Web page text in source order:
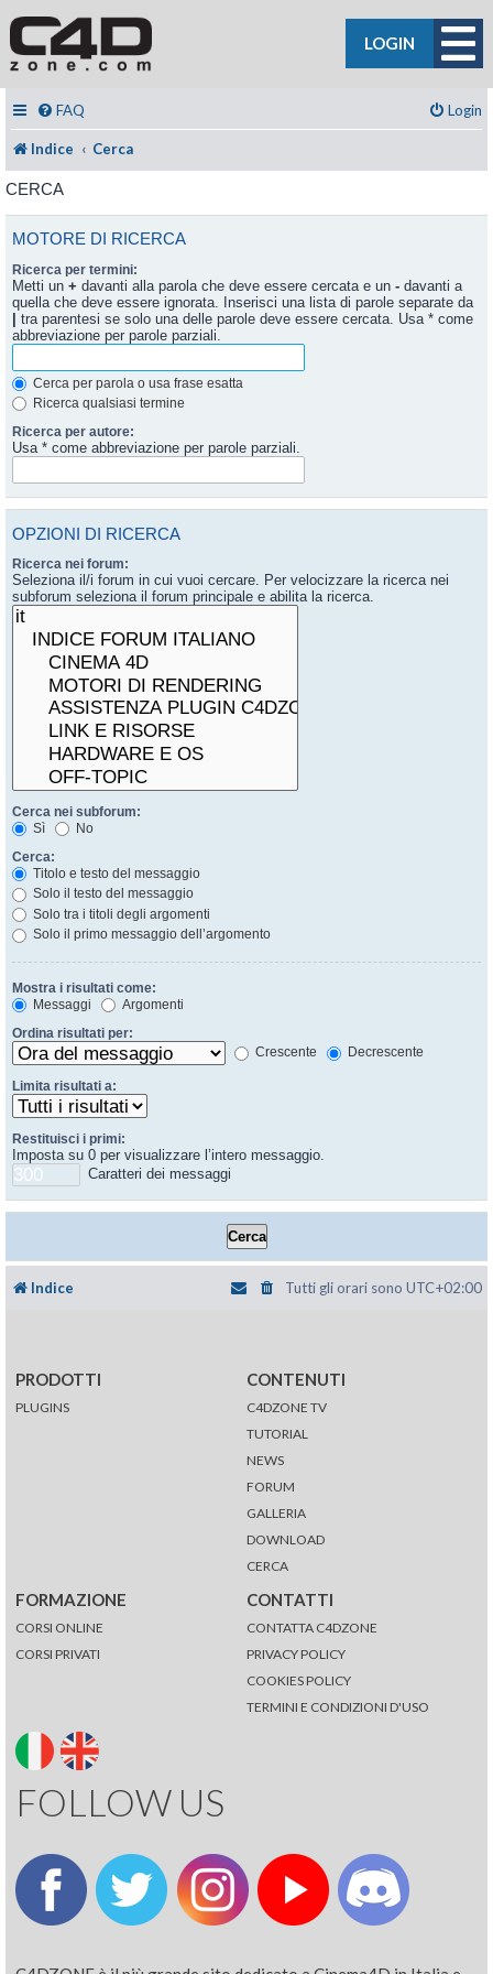
LOGIN
FAQ Login
Indice Cerca
CERCA
MOTORE DI RICERCA
Ricerca per termini:
Metti un + davanti alla parola che deve essere cercata e un - davanti a
quella che deve essere ignorata. Inserisci una lista di parole separate da
| tra parentesi se solo una delle parole deve essere cercata. Usa * come
abbreviazione per parole parziali.
Cerca per parola o usa frase esatta
Ricerca qualsiasi termine
Ricerca per autore:
Usa * come abbreviazione per parole parziali.
OPZIONI DI RICERCA
Ricerca nei forum:
Seleziona il/i forum in cui vuoi cercare. Per velocizzare la ricerca nei
subforum seleziona il forum principale e abilita la ricerca.
Cerca nei subforum:
Sì
No
Cerca:
Titolo e testo del messaggio
Solo il testo del messaggio
Solo tra i titoli degli argomenti
Solo il primo messaggio dell’argomento
Mostra i risultati come:
Messaggi
Argomenti
Ordina risultati per:
Crescente
Decrescente
Limita risultati a:
Restituisci i primi:
Imposta su 0 per visualizzare l’intero messaggio.
Caratteri dei messaggi
Indice Tutti gli orari sono UTC+02:00
PRODOTTI
PLUGINS
CONTENUTI
C4DZONE TV
TUTORIAL
NEWS
FORUM
GALLERIA
DOWNLOAD
CERCA
FORMAZIONE
CORSI ONLINE
CORSI PRIVATI
CONTATTI
CONTATTA C4DZONE
PRIVACY POLICY
COOKIES POLICY
TERMINI E CONDIZIONI D'USO
FOLLOW US